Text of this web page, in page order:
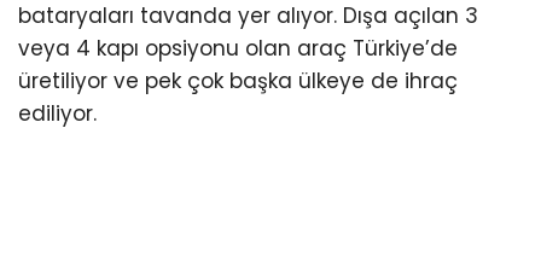
bataryaları tavanda yer alıyor. Dışa açılan 3
veya 4 kapı opsiyonu olan araç Türkiye’de
üretiliyor ve pek çok başka ülkeye de ihraç
ediliyor.